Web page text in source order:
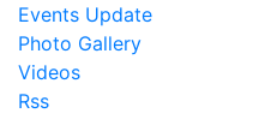
Events Update
Photo Gallery
Videos
Rss